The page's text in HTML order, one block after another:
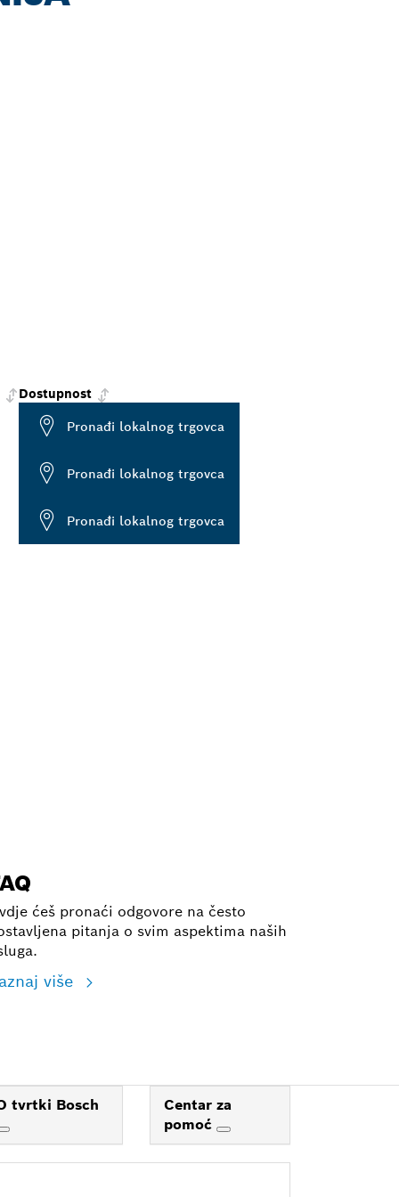
Dostupnost
Pronađi lokalnog trgovca
Pronađi lokalnog trgovca
Pronađi lokalnog trgovca
ćeš pronaći odgovore na često
pitanja o svim aspektima naših
više
tvrtki Bosch
Centar za
pomoć